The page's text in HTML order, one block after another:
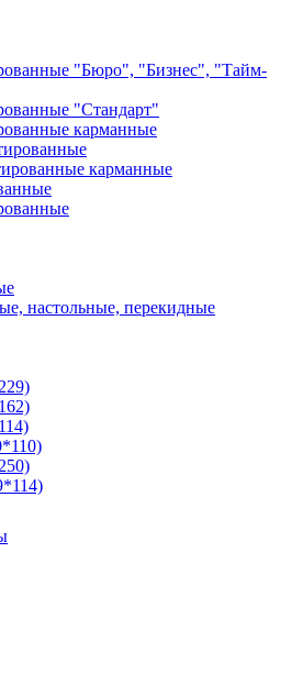
"Бюро", "Бизнес", "Тайм-
"Стандарт"
карманные
карманные
настольные, перекидные